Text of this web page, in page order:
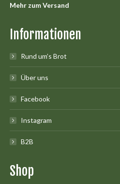
Mehr zum Versand
Informationen
Rund um’s Brot
Über uns
Facebook
Instagram
B2B
Shop